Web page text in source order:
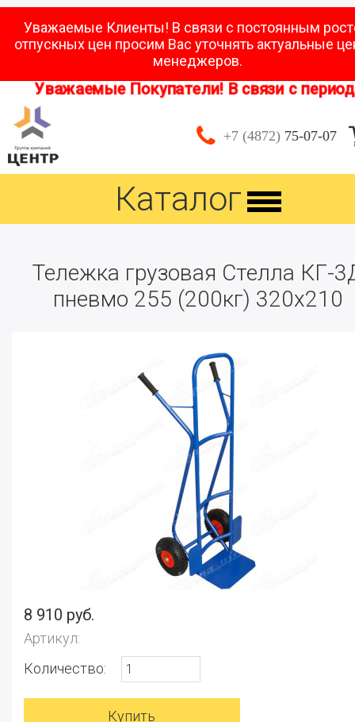
Уважаемые Клиенты! В связи с постоянным
отпускных цен просим Вас уточнять актуальные
менеджеров.
Уважаемые Покупатели! В связи с
+7 (4872) 75-07-07
Каталог
Тележка грузовая Стелла КГ-
пневмо 255 (200кг) 320х210
8 910 руб.
Артикул:
Количество: